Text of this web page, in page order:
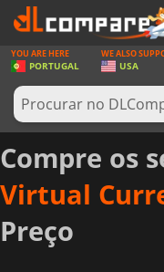
JOGOS
GAME CARDS
SOFTWARE
REWARDS
HARDWARE
NOTÍCIAS
YOU ARE HERE
PORTUGAL
WE ALSO
USA
Compre os
Virtual
Preço